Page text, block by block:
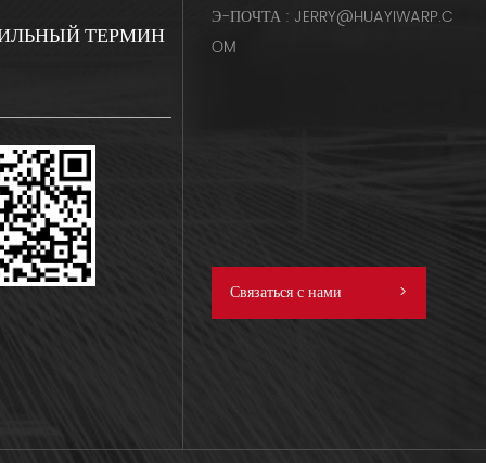
ТЕРМИН
Э-ПОЧТА : JERRY@HUAYIWARP.C
OM
Связаться с нами >